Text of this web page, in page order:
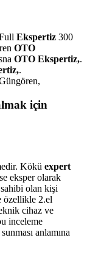
Ekspertiz 300
OTO
OTO Ekspertiz,.
.
için
Kökü expert
eksper olarak
olan kişi
özellikle 2.el
cihaz ve
inceleme
anlamına